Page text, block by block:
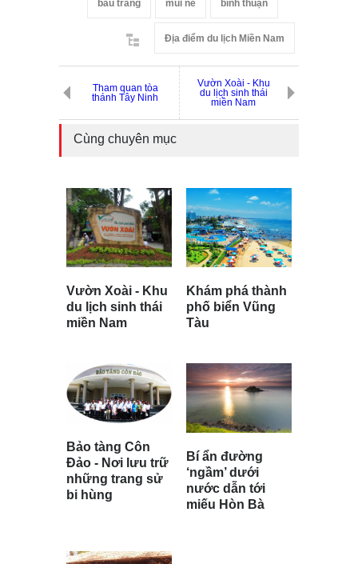
bàu trắng mũi né bình thuận
Địa điểm du lịch Miền Nam
Tham quan tòa
thánh Tây Ninh
Vườn Xoài - Khu
du lịch sinh thái
miền Nam
Cùng chuyên mục
Vườn Xoài - Khu
du lịch sinh thái
miền Nam
Bảo tàng Côn
Đảo - Nơi lưu trữ
những trang sử
bi hùng
Khám phá thành
phố biển Vũng
Tàu
Bí ẩn đường
‘ngầm’ dưới
nước dẫn tới
miếu Hòn Bà